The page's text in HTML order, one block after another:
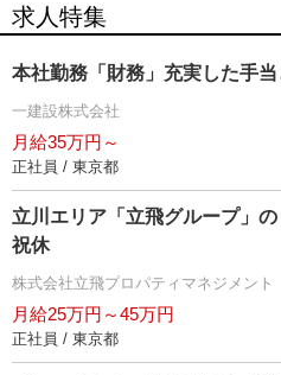
求人特集
本社勤務「財務」充実した手
一建設株式会社
月給35万円～
正社員 / 東京都
立川エリア「立飛グループ」
祝休
株式会社立飛プロパティマネジメント
月給25万円～45万円
正社員 / 東京都